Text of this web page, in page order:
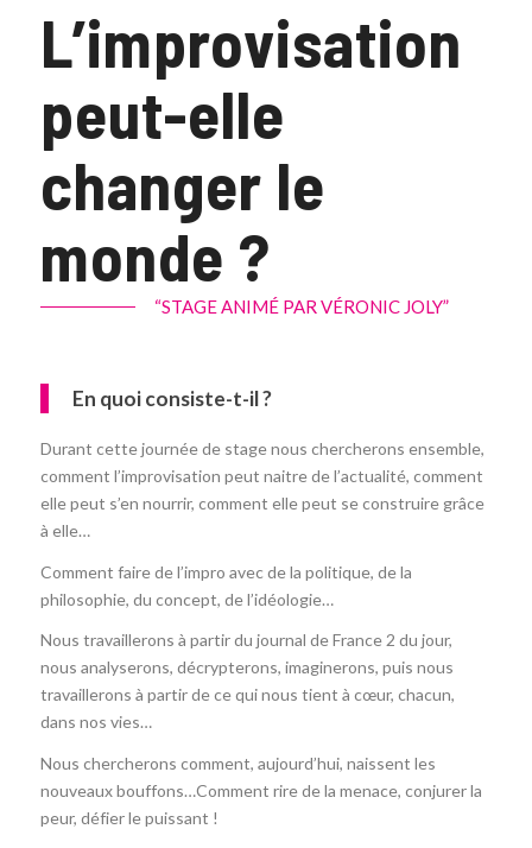
L’improvisation
peut-elle
changer le
monde ?
“STAGE ANIMÉ PAR VÉRONIC JOLY”
En quoi consiste-t-il ?
Durant cette journée de stage nous chercherons ensemble,
comment l’improvisation peut naitre de l’actualité, comment
elle peut s’en nourrir, comment elle peut se construire grâce
à elle…
Comment faire de l’impro avec de la politique, de la
philosophie, du concept, de l’idéologie…
Nous travaillerons à partir du journal de France 2 du jour,
nous analyserons, décrypterons, imaginerons, puis nous
travaillerons à partir de ce qui nous tient à cœur, chacun,
dans nos vies…
Nous chercherons comment, aujourd’hui, naissent les
nouveaux bouffons…Comment rire de la menace, conjurer la
peur, défier le puissant !